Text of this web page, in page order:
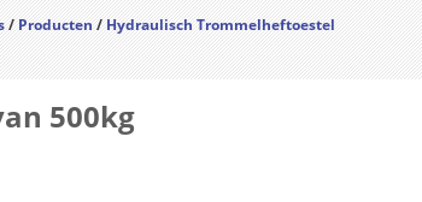
/Producten/Hydraulisch Trommelheftoestel
500kg